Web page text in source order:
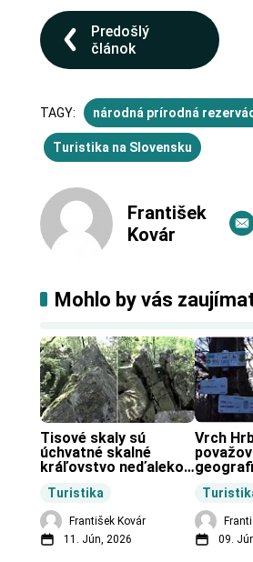
Predošlý
článok
TAGY: národná prírodná
Turistika na Slovensku
František
Kovár
Mohlo by vás
Turistika
Tisové skaly sú
úchvatné skalné
kráľovstvo neďaleko
František Kovár
11. Jún, 2026
Vrch
09.